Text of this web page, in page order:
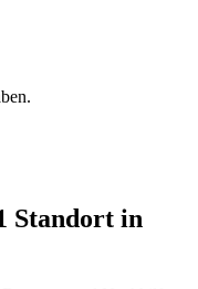
Standort in